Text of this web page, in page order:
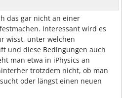
das gar nicht an einer
Interessant wird es
wisst, unter welchen
und diese Bedingungen auch
man etwa in iPhysics an
trotzdem nicht, ob man
oder längst einen neuen